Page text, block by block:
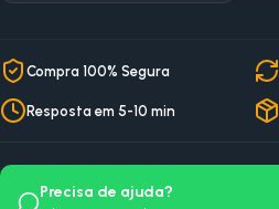
Compra 100% Segura
Resposta em 5-10 min
Precisa de ajuda?